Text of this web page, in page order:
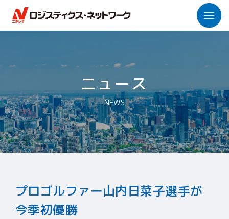
「ロジネット」とは
トップメッセージ
私たちの強み
数字で見るロジネット
社会課題への取り組み
ニチレイグループ各社
事業紹介
ニュース
NEWS
プロゴルファー山内日菜子選手が
今季初優勝